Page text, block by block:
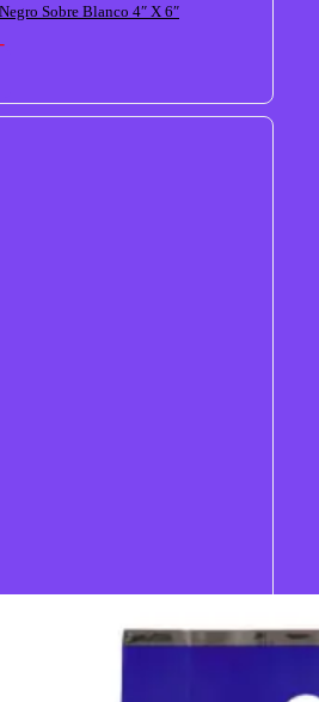
Sobre Blanco 4″ X 6″
es: